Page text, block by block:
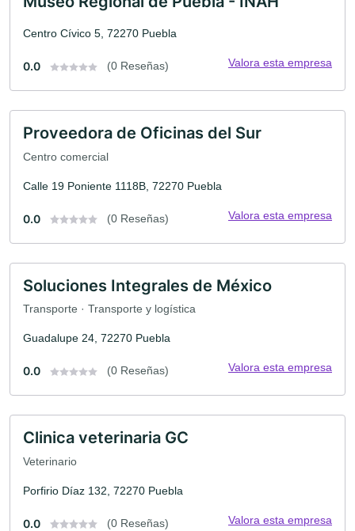
Centro Cívico 5, 72270 Puebla
0.0 (0 Reseñas) Valora esta empresa
Proveedora de Oficinas del Sur
Centro comercial
Calle 19 Poniente 1118B, 72270 Puebla
0.0 (0 Reseñas) Valora esta empresa
Soluciones Integrales de México
Transporte · Transporte y logística
Guadalupe 24, 72270 Puebla
0.0 (0 Reseñas) Valora esta empresa
Clinica veterinaria GC
Veterinario
Porfirio Díaz 132, 72270 Puebla
0.0 (0 Reseñas) Valora esta empresa